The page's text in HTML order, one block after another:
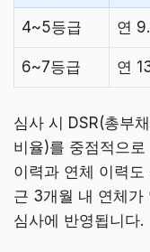
4~5등급 연
6~7등급 연
심사 시 DSR(총부
비율)를 중점적으
이력과 연체 이력
근 3개월 내 연체가
심사에 반영됩니다.